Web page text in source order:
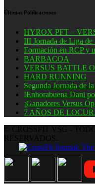
Últimas Publicaciones
HYROX PFT –
III Jornada de Liga
Formación en RCP y
BARBACOA
VERSUS BATTLE
HARD RUNNING
Segunda Jornada de
!Enhorabuena Dani
¡Ganadores Versus
7 AÑOS DE